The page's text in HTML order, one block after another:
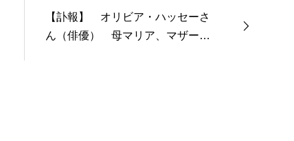
【訃報】 オリビア・ハッセーさ
ん（俳優） 母マリア、マザー・